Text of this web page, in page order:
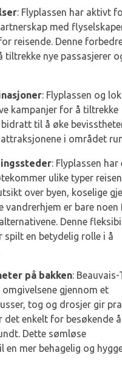
: Flyplassen har aktivt
med
reisende. Denne
nye passasjerer
: Flyplassen og
kampanjer for å tiltrekke
til å øke
i området
: Flyplassen
ulike typer
over byen, koselige
vandrerhjem er bare noen
Denne
spilt en betydelig rolle i å
på bakken:
gjennom et
tog og drosjer gir
enkelt for besøkende å
Dette sømløse
mer behagelig og